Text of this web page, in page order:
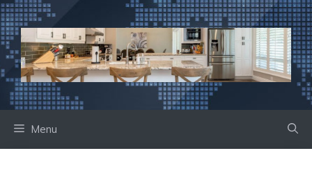
Ga
naar
de
inhoud
Menu